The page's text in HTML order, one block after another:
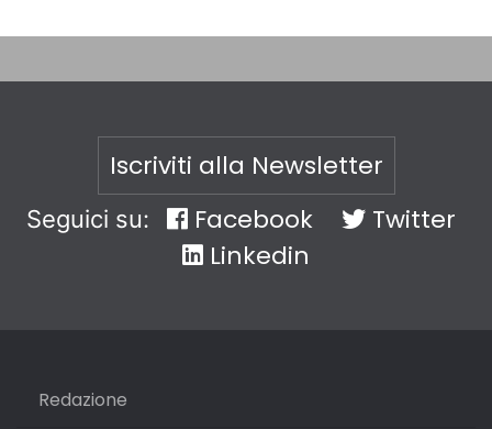
Iscriviti alla Newsletter
Seguici su: Facebook
Twitter
Linkedin
Redazione